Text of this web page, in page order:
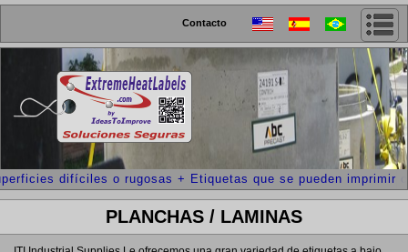
Contacto
difíciles o rugosas + Etiquetas que se pueden
PLANCHAS / LAMINAS